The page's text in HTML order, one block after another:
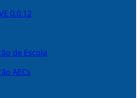
0.0.12
de Escola
AECs